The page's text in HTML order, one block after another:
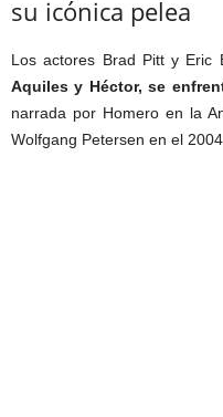
su icónica pelea
Los actores Brad Pitt y Eric
Aquiles y Héctor, se
narrada por Homero en la
Wolfgang Petersen en el